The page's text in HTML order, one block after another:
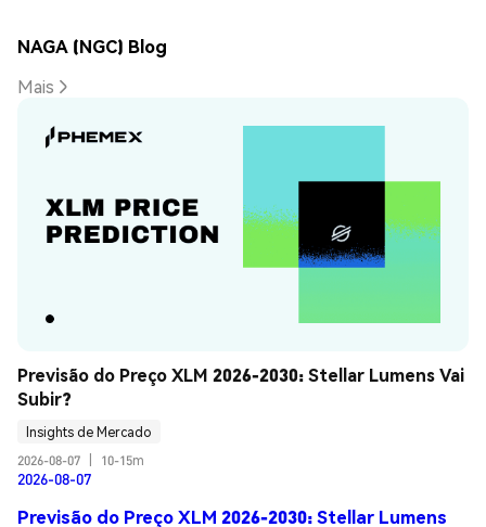
NAGA (NGC) Blog
Mais
Previsão do Preço XLM 2026-2030: Stellar Lumens Vai
Subir?
Insights de Mercado
2026-08-07
10-15m
2026-08-07
Previsão do Preço XLM 2026-2030: Stellar Lumens